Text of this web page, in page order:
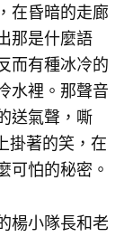
昏暗的走廊
那是什麼語
而有種冰冷的
水裡。那聲音
送氣聲，嘶
掛著的笑，在
可怕的秘密。
小隊長和老